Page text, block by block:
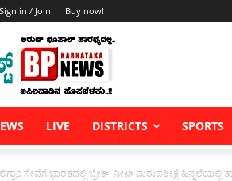
Sign in / Join Buy now!
LIVE DISTRICTS SPORTS
ಸೇವೆಗೆ ಭಾರತದಲ್ಲಿ ಬ್ರೇಕ್! ನೀಟ್ ಮರುಪರೀಕ್ಷೆ ಹಿನ್ನಲೆಯಲ್ಲಿ